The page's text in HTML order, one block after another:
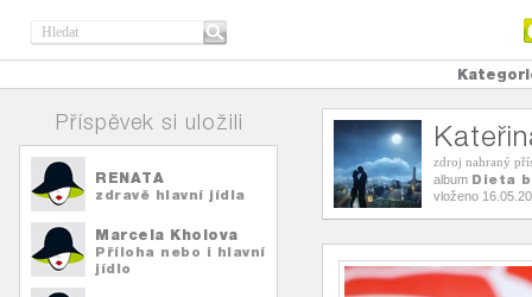
Příspěvek si uložili
RENATA
zdravě hlavní jídla
Marcela Kholova
Příloha nebo i hlavní
jídlo
zdroj nahraný
album Dieta
vloženo